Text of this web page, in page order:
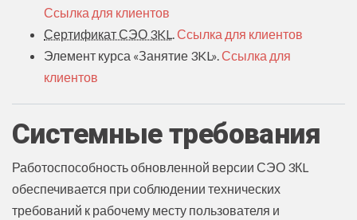
Ссылка для клиентов
Сертификат СЭО 3KL.Ссылка для клиентов
Элемент курса «Занятие 3KL».Ссылка для
клиентов
Системные требования
Работоспособность обновленной версии СЭО 3КL
обеспечивается при соблюдении технических
требований к рабочему месту пользователя и